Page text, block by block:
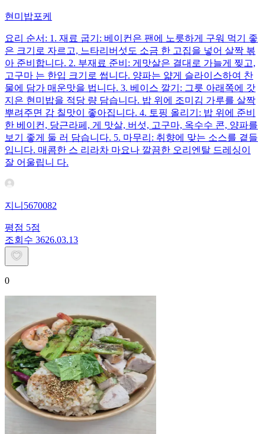
현미밥포케
요리 순서: 1. 재료 굽기: 베이컨은 팬에 노릇하게 구워 먹기 좋
은 크기로 자르고, 느타리버섯도 소금 한 고집을 넣어 살짝 볶
아 준비합니다. 2. 부재료 준비: 게맛살은 결대로 가늘게 찢고,
고구마 는 한입 크기로 썹니다. 양파는 얇게 슬라이스하여 찬
물에 담가 매운맛을 법니다. 3. 베이스 깔기: 그릇 아래쪽에 갓
지은 현미밥을 적당 량 담습니다. 밥 위에 조미김 가루를 살짝
뿌려주면 감 칠맛이 좋아집니다. 4. 토핑 올리기: 밥 위에 준비
한 베이컨, 당근라페, 게 맛살, 버섯, 고구마, 옥수수 콘, 양파를
보기 좋게 둘 러 담습니다. 5. 마무리: 취향에 맞는 소스를 곁들
입니다. 매콤한 스 리라차 마요나 깔끔한 오리엔탈 드레싱이
잘 어울립니 다.
지니5670082
평점 5점
조회수 3626.03.13
0